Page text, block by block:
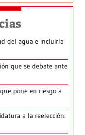
del agua e incluirla
que se debate ante
pone en riesgo a
a la reelección: